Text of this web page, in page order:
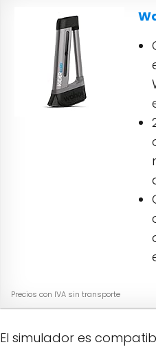
Precios con IVA sin transporte
El simulador es